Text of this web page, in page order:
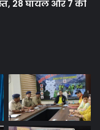
28 घायल और 7 की